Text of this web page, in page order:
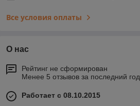
Все условия оплаты
О нас
Рейтинг не сформирован
Менее 5 отзывов за последний год
Работает с 08.10.2015